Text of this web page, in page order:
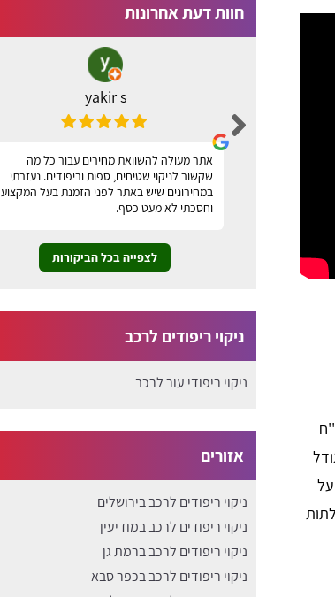
200 - 400 ש''ח
חוות דעת אחרונות
yakir s
אתר מעולה להשוואת מחירים עבור כל מה
שקשור לניקוי שטיחים, ספות וריפודים. נעזרתי
במחירונים שיש באתר לפני הזמנת בעל המקצוע
וחסכתי לא מעט כסף.
לצפייה בכל הביקורות
ניקוי ריפודים לרכב
ניקוי ריפודי עור לרכב
אזורים
ניקוי ריפודים לרכב בירושלים
ניקוי ריפודים לרכב במודיעין
ניקוי ריפודים לרכב ברמת גן
ניקוי ריפודים לרכב בכפר סבא